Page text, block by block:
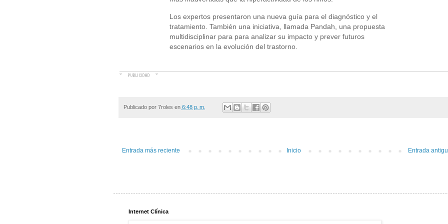
Los expertos presentaron una nueva guía para el diagnóstico y el
tratamiento. También una iniciativa, llamada Pandah, una propuesta
multidisciplinar para para analizar su impacto y prever futuros
escenarios en la evolución del trastorno.
Publicado por 7roles en 6:48 p. m.
Entrada más reciente Entrada
Inicio
Internet Clínica